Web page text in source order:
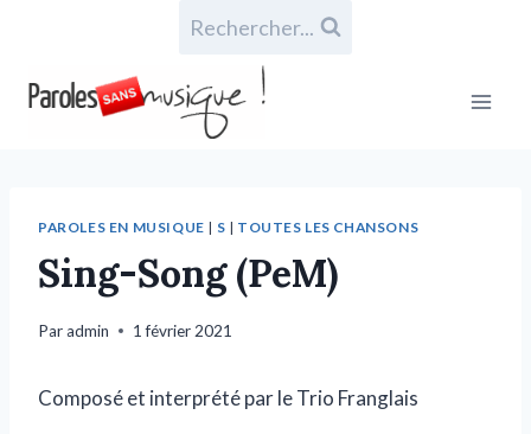
Rechercher...
PAROLES EN MUSIQUE | S | TOUTES LES CHANSONS
Sing-Song (PeM)
Paradmin 1 février 2021
Composé et interprété par le Trio Franglais